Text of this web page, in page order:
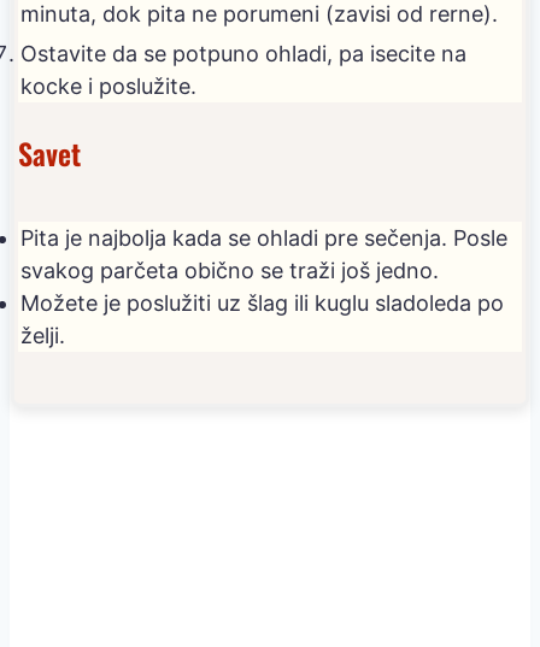
minuta, dok pita ne porumeni (zavisi od rerne).
Ostavite da se potpuno ohladi, pa isecite na
kocke i poslužite.
Savet
Pita je najbolja kada se ohladi pre sečenja. Posle
svakog parčeta obično se traži još jedno.
Možete je poslužiti uz šlag ili kuglu sladoleda po
želji.